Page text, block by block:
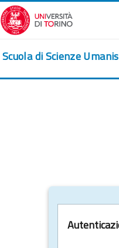
Vai al contenuto principale
Scuola di Scienze